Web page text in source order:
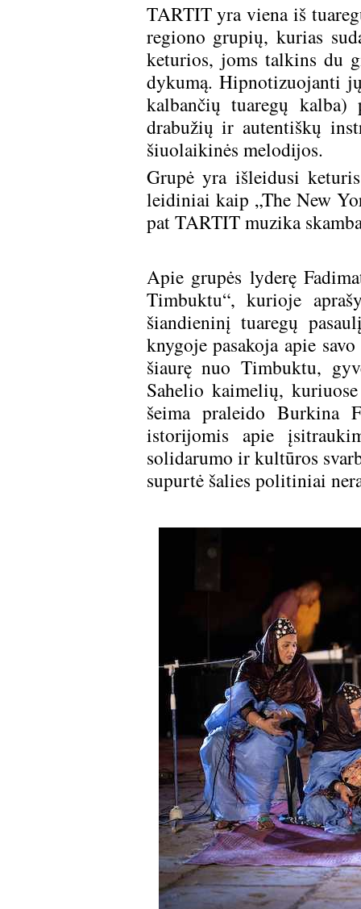
TARTIT yra viena iš
regiono grupių, kurias
keturios, joms talkins du
dykumą. Hipnotizuojanti
kalbančių tuaregų kalba)
drabužių ir autentiškų
šiuolaikinės melodijos.
Grupė yra išleidusi
leidiniai kaip „The New
pat TARTIT muzika
Apie grupės lyderę
Timbuktu“, kurioje
šiandieninį tuaregų
knygoje pasakoja apie
šiaurę nuo Timbuktu,
Sahelio kaimelių,
šeima praleido Burkina
istorijomis apie
solidarumo ir kultūros
supurtė šalies politiniai